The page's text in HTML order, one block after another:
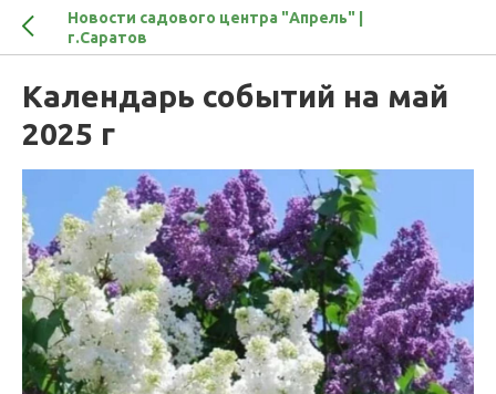
Новости садового центра "Апрель" |
г.Саратов
Календарь событий на май
2025 г